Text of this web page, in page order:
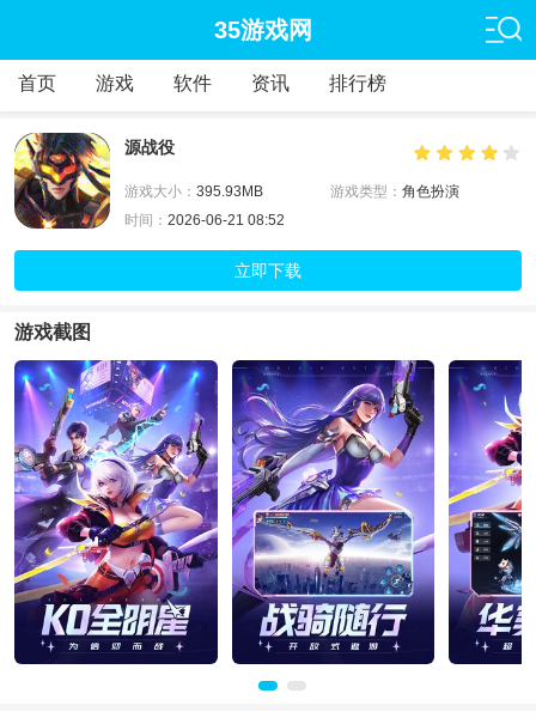
35游戏网
首页 游戏 软件 资讯 排行榜
源战役
游戏大小： 395.93MB 游戏类型： 角色扮演
时间： 2026-06-21 08:52
立即下载
游戏截图